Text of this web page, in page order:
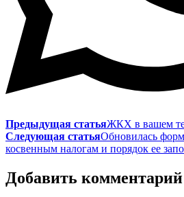
Предыдущая статьяЖКХ в вашем
Следующая статьяОбновилась
косвенным налогам и порядок ее
Добавить комментарий